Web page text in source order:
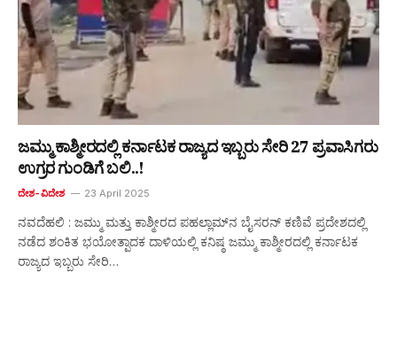
ಜಮ್ಮು ಕಾಶ್ಮೀರದಲ್ಲಿ ಕರ್ನಾಟಕ ರಾಜ್ಯದ ಇಬ್ಬರು ಸೇರಿ 27 ಪ್ರವಾಸಿಗರು
ಉಗ್ರರ ಗುಂಡಿಗೆ ಬಲಿ..!
ದೇಶ-ವಿದೇಶ 23 April 2025
ನವದೆಹಲಿ : ಜಮ್ಮು ಮತ್ತು ಕಾಶ್ಮೀರದ ಪಹಲ್ಲಾಮ್‌ನ ಬೈಸರನ್ ಕಣಿವೆ ಪ್ರದೇಶದಲ್ಲಿ
ನಡೆದ ಶಂಕಿತ ಭಯೋತ್ಪಾದಕ ದಾಳಿಯಲ್ಲಿ ಕನಿಷ್ಠ ಜಮ್ಮು ಕಾಶ್ಮೀರದಲ್ಲಿ ಕರ್ನಾಟಕ
ರಾಜ್ಯದ ಇಬ್ಬರು ಸೇರಿ…